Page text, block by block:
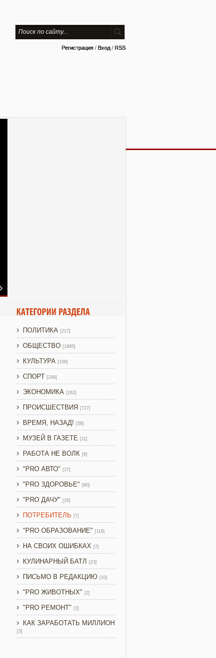
Регистрация / Вход / RSS
ПОЛИТИКА [217]
ОБЩЕСТВО [1885]
КУЛЬТУРА [156]
СПОРТ [248]
ЭКОНОМИКА [262]
ПРОИСШЕСТВИЯ [727]
ВРЕМЯ, НАЗАД! [58]
МУЗЕЙ В ГАЗЕТЕ [11]
РАБОТА НЕ ВОЛК [9]
"PRO АВТО" [27]
"PRO ЗДОРОВЬЕ" [80]
"PRO ДАЧУ" [26]
ПОТРЕБИТЕЛЬ [7]
"PRO ОБРАЗОВАНИЕ" [118]
НА СВОИХ ОШИБКАХ [7]
КУЛИНАРНЫЙ БАТЛ [23]
ПИСЬМО В РЕДАКЦИЮ [10]
"PRO ЖИВОТНЫХ" [2]
"PRO РЕМОНТ" [3]
КАК ЗАРАБОТАТЬ МИЛЛИОН
[3]